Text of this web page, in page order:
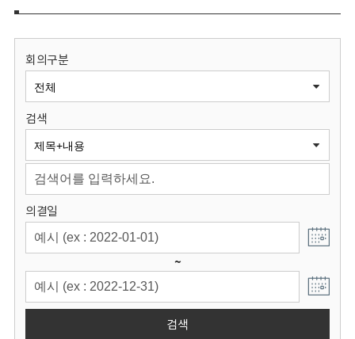
보
원
회
회의구분
검색
의결일
~
검색